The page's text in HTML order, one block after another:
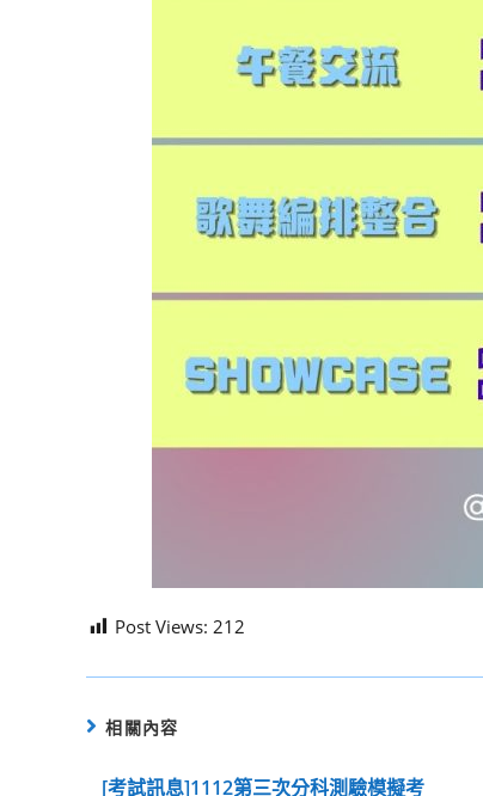
Post Views: 212
相關內容
[考試訊息]1112第三次分科測驗模擬考